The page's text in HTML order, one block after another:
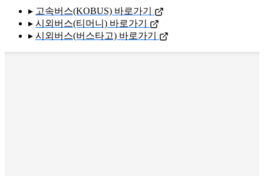
▸ 고속버스(KOBUS) 바로가기
▸ 시외버스(티머니) 바로가기
▸ 시외버스(버스타고) 바로가기